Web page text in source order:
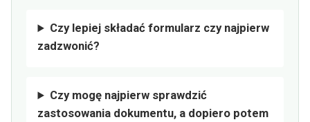
Czy lepiej składać formularz czy najpierw
zadzwonić?
Czy mogę najpierw sprawdzić
zastosowania dokumentu, a dopiero potem